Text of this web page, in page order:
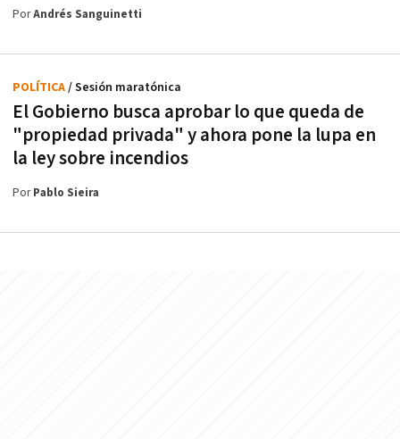
PorAndrés Sanguinetti
El Gobierno busca aprobar lo que queda de
"propiedad privada" y ahora pone la lupa en
la ley sobre incendios
POLÍTICA/ Sesión maratónica
PorPablo Sieira